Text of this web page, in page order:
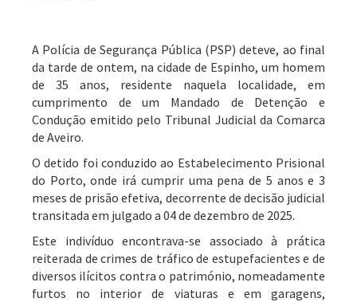
A Polícia de Segurança Pública (PSP) deteve, ao final
da tarde de ontem, na cidade de Espinho, um homem
de 35 anos, residente naquela localidade, em
cumprimento de um Mandado de Detenção e
Condução emitido pelo Tribunal Judicial da Comarca
de Aveiro.
O detido foi conduzido ao Estabelecimento Prisional
do Porto, onde irá cumprir uma pena de 5 anos e 3
meses de prisão efetiva, decorrente de decisão judicial
transitada em julgado a 04 de dezembro de 2025.
Este indivíduo encontrava-se associado à prática
reiterada de crimes de tráfico de estupefacientes e de
diversos ilícitos contra o património, nomeadamente
furtos no interior de viaturas e em garagens,